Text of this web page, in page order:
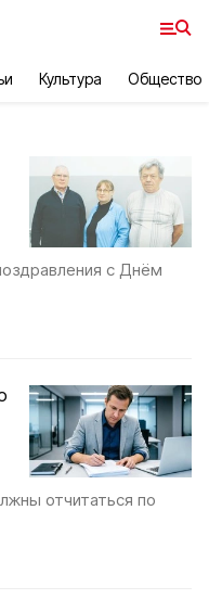
Культура Общество
с Днём
отчитаться по